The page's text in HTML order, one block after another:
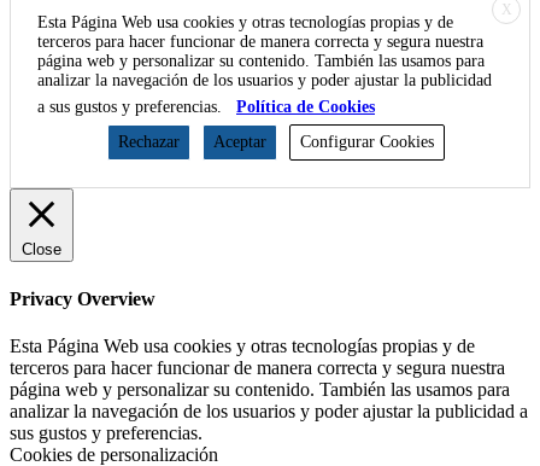
X
Esta Página Web usa cookies y otras tecnologías propias y de
terceros para hacer funcionar de manera correcta y segura nuestra
página web y personalizar su contenido. También las usamos para
analizar la navegación de los usuarios y poder ajustar la publicidad
a sus gustos y preferencias.
Política de Cookies
Rechazar
Aceptar Configurar Cookies
Close
Privacy Overview
Esta Página Web usa cookies y otras tecnologías propias y de
terceros para hacer funcionar de manera correcta y segura nuestra
página web y personalizar su contenido. También las usamos para
analizar la navegación de los usuarios y poder ajustar la publicidad a
sus gustos y preferencias.
Cookies de personalización